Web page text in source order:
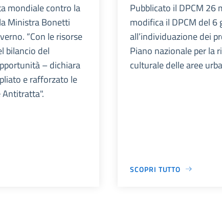
mondiale contro la
Ministra Bonetti
“Con le risorse
bilancio del
– dichiara
e rafforzato le
Pubblicato il DPCM 26
modifica il DPCM del
all’individuazione dei
Piano nazionale per la
culturale delle aree
SCOPRI TUTTO